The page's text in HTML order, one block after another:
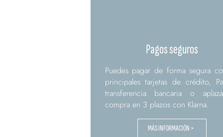
Pagos seguros
Puedes pagar de forma segura
principales tarjetas de crédito,
transferencia bancaria o
compra en 3 plazos con Klarna.
MÁS INFORMACIÓN >